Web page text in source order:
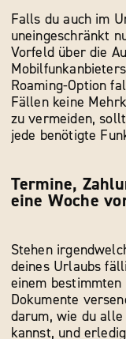
Falls du auch im
uneingeschränkt
Vorfeld über die
Roaming-Option
Fällen keine
zu vermeiden,
jede benötigte
Termine,
eine Woche
Stehen
deines Urlaubs
einem
Dokumente
darum, wie du
kannst, und